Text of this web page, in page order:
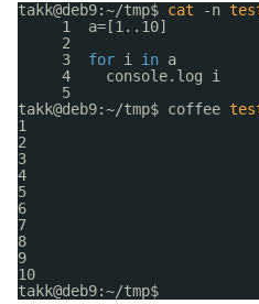
takk@deb9:~/tmp$ cat -n
1  a=[1..10]
2
3 for i in a
4    console.log i
5
takk@deb9:~/tmp$ coffee
1
2
3
4
5
6
7
8
9
10
takk@deb9:~/tmp$